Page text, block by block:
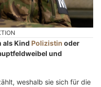
als Kind Polizistin oder
und
weshalb sie sich für die